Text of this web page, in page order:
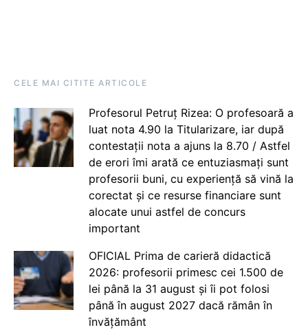
CELE MAI CITITE ARTICOLE
Profesorul Petruț Rizea: O profesoară a
luat nota 4.90 la Titularizare, iar după
contestații nota a ajuns la 8.70 / Astfel
de erori îmi arată ce entuziasmați sunt
profesorii buni, cu experiență să vină la
corectat și ce resurse financiare sunt
alocate unui astfel de concurs
important
OFICIAL Prima de carieră didactică
2026: profesorii primesc cei 1.500 de
lei până la 31 august și îi pot folosi
până în august 2027 dacă rămân în
învățământ